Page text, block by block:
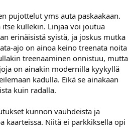
ja hiotaan kohilleen kuin
samasta liikkeestä tulee pelkällä
pääasiassa kierrosajoissa ja kuinka
voi jättää tai kuinka lujaa
Ei millään noista ole juurikaan tie-
hakemalla. Yleisellä tiellä polvi
rajoissa kun on varsin
tilannenopeudesta, niin
arki-sovelluksensa melko helposti
väistämisestä. Vaan kuinka
Miksi ylipäätään nämä em.
pujottelut yms auta paskaakaan.
kullekin. Linjaa voi joutua
erinäisistä syistä, ja joskus mutka
ajo on ainoa keino treenata noita
treenaaminen onnistuu, mutta
on ainakin modernilla kyykyllä
kadulla. Eikä se ainakaan
kuin radalla.
kunnon vauhdeista ja
kaarteissa. Niitä ei parkkiksella opi